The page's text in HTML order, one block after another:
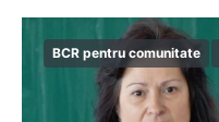
BCR pentru comunitate